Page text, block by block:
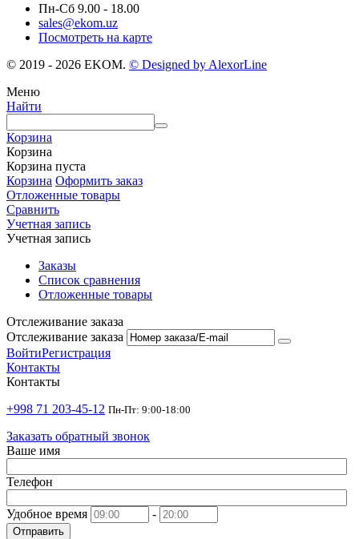
Пн-Cб 9.00 - 18.00
sales@ekom.uz
Посмотреть на карте
© 2019 - 2026 EKOM. © Designed by AlexorLine
Меню
Найти
Корзина
Корзина
Корзина пуста
Корзина Оформить заказ
Отложенные товары
Сравнить
Учетная запись
Учетная запись
Заказы
Список сравнения
Отложенные товары
Отслеживание заказа
Отслеживание заказа
ВойтиРегистрация
Контакты
Контакты
+998 71 203-45-12 Пн-Пт: 9:00-18:00
Заказать обратный звонок
Ваше имя
Телефон
Удобное время -
Отправить